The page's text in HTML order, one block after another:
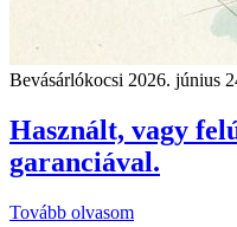
Bevásárlókocsi 2026. június
Használt, vagy
garanciával.
Tovább olvasom